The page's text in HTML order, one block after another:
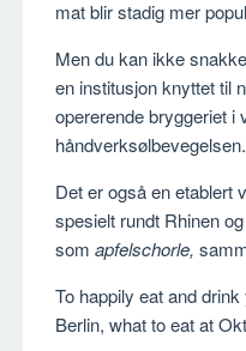
mat blir stadig mer
Men du kan ikke
en institusjon knyttet til
opererende bryggeriet i
håndverksølbevegelsen.
Det er også en etablert
spesielt rundt Rhinen
som apfelschorle,
To happily eat and
Berlin, what to eat at